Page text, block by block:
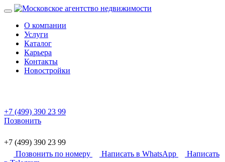
О компании
Услуги
Каталог
Карьера
Контакты
Новостройки
+7 (499) 390 23 99
Позвонить
+7 (499) 390 23 99
Позвонить по номеру
Написать в WhatsApp
Написать